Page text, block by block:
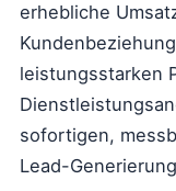
erhebliche
leistungsstarken
sofortigen,
Lead-